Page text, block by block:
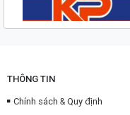
THÔNG TIN
Chính sách & Quy định